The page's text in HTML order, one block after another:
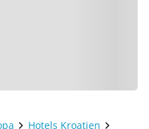
Hotels Kroatien